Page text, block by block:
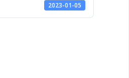
2023-01-05